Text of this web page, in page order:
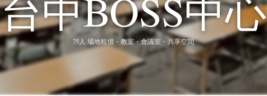
75人 場地租借・教室・會議室・共享空間